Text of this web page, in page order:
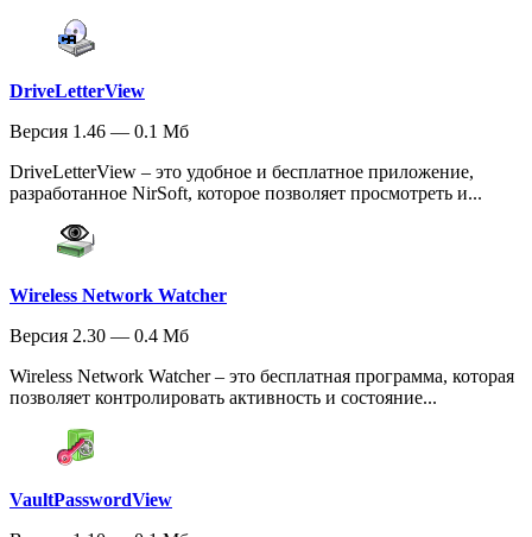
DriveLetterView
Версия 1.46 — 0.1 Мб
DriveLetterView – это удобное и бесплатное приложение,
разработанное NirSoft, которое позволяет просмотреть и...
Wireless Network Watcher
Версия 2.30 — 0.4 Мб
Wireless Network Watcher – это бесплатная программа, которая
позволяет контролировать активность и состояние...
VaultPasswordView